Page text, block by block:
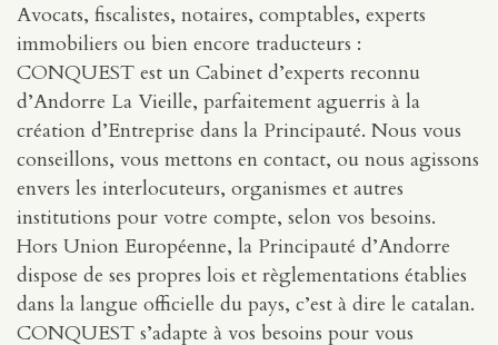
Avocats, fiscalistes, notaires, comptables, experts
immobiliers ou bien encore traducteurs :
CONQUEST est un Cabinet d’experts reconnu
d’Andorre La Vieille, parfaitement aguerris à la
création d’Entreprise dans la Principauté. Nous vous
conseillons, vous mettons en contact, ou nous agissons
envers les interlocuteurs, organismes et autres
institutions pour votre compte, selon vos besoins.
Hors Union Européenne, la Principauté d’Andorre
dispose de ses propres lois et règlementations établies
dans la langue officielle du pays, c’est à dire le catalan.
CONQUEST s’adapte à vos besoins pour vous